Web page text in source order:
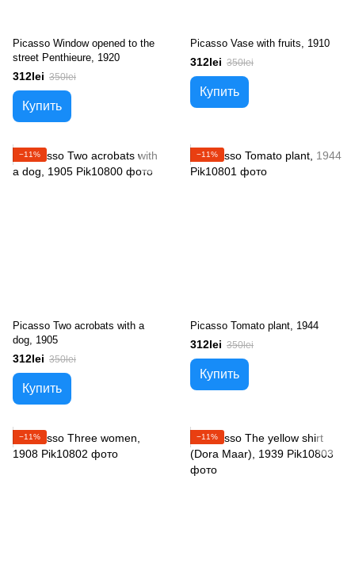
Picasso Window opened to the
street Penthieure, 1920
312lei 350lei
Купить
Picasso Vase with fruits, 1910
312lei 350lei
Купить
−11%
Picasso Two acrobats with a
dog, 1905
312lei 350lei
Купить
−11%
Picasso Tomato plant, 1944
312lei 350lei
Купить
−11% −11%